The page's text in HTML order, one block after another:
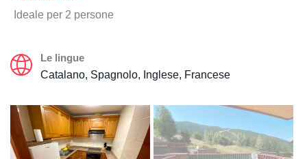
Ideale per 2 persone
Le lingue
Catalano, Spagnolo, Inglese, Francese